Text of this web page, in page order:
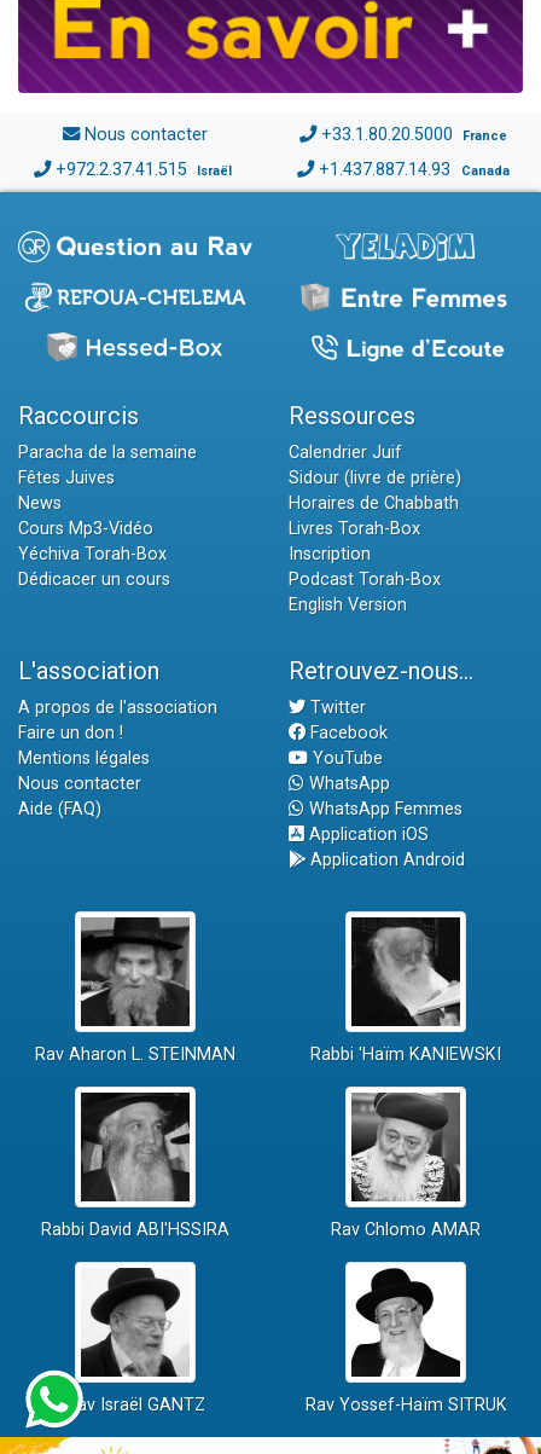
Nous contacter +33.1.80.20.5000 France
+972.2.37.41.515 Israël +1.437.887.14.93 Canada
Raccourcis
Paracha de la semaine
Fêtes Juives
News
Cours Mp3-Vidéo
Yéchiva Torah-Box
Dédicacer un cours
Ressources
Calendrier Juif
Sidour (livre de prière)
Horaires de Chabbath
Livres Torah-Box
Inscription
Podcast Torah-Box
English Version
L'association
A propos de l'association
Faire un don !
Mentions légales
Nous contacter
Aide (FAQ)
Retrouvez-nous...
Twitter
Facebook
YouTube
WhatsApp
WhatsApp Femmes
Application iOS
Application Android
Rav Aharon L. STEINMAN Rabbi 'Haïm KANIEWSKI
Rabbi David ABI'HSSIRA Rav Chlomo AMAR
Rav Israël GANTZ Rav Yossef-Haïm SITRUK